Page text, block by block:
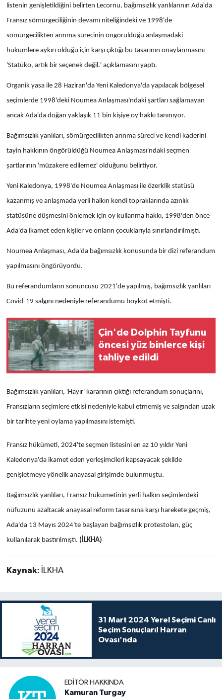
listenin genişletildiğini belirten Lecornu, bağımsızlık yanlılarının Ada'da
Fransız sömürgeciliğinin devamı niteliğindeki ve 1998'de
sömürgecilikten arınma sürecinin öngörüldüğü anlaşmadaki
hükümlere aykırı olduğu için karşı çıktığı bu tasarının onaylanmasını
'Statüko, artık bir seçenek değil.' açıklamasını yaptı.
Organik yasa ile 28 Haziran'da Yeni Kaledonya'da yapılacak bölgesel
seçimlerde 1998'deki Noumea Anlaşması'ndaki şartları sağlamayan
ancak Ada'da doğan yaklaşık 11 bin kişiye oy hakkı tanınıyor.
Bağımsızlık yanlıları, sömürgecilikten arınma süreci ve kendi kaderini
tayin hakkının öngörüldüğü Noumea Anlaşması'ndaki seçmen
şartlarının 'müzakere edilemez' olduğunu belirtiyor.
Yeni Kaledonya, 1998'de Noumea Anlaşması ile özerklik statüsü
kazanmış ve anlaşmada yerli halkın kendi topraklarında azınlık
statüsüne düşmesini önlemek için oy kullanma hakkı, 1998'den önce
Ada'da ikamet eden kişiler ve onların çocuklarıyla sınırlandırılmıştı.
Noumea Anlaşması, Ada'da bağımsızlık konusunda bir dizi referandum
yapılmasını öngörüyordu.
Bu referandumların sonuncusu 2021'de yapılmış, bağımsızlık yanlıları
Covid-19 salgını nedeniyle referandumu boykot etmişti.
Çin'de Dolphin Tayfunu
öncesi yüz binlerce kişi
tahliye edildi
Bağımsızlık yanlıları, 'Hayır' kararının çıktığı referandum sonuçlarını,
Fransızların seçimlere etkisi nedeniyle kabul etmemiş ve salgından uzak
bir tarihte yeni oylama yapılmasını istemişti.
Fransız hükümeti, 2024'te seçmen listesini en az 10 yıldır Yeni
Kaledonya'da ikamet eden yerleşimcileri kapsayacak şekilde
genişletmeye yönelik anayasal girişimde bulunmuştu.
Bağımsızlık yanlıları, Fransız hükümetinin yerli halkın seçimlerdeki
nüfuzunu azaltacak anayasal reform tasarısına karşı harekete geçmiş,
Ada'da 13 Mayıs 2024'te başlayan bağımsızlık protestoları, güç
kullanılarak bastırılmıştı. (İLKHA)
Kaynak: İLKHA
31 Mart 2024 Yerel Seçimi Canlı
Seçim Sonuçları! Harran
Ovası'nda
EDITÖR HAKKINDA
Kamuran Turgay